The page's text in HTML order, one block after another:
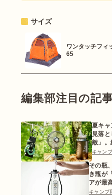
サイズ
ワンタッチフィ
65
編集部注目の記
夏キャ
見落と
敵」。
た対策
キャン
その瓶
き瓶が
アが最
ャンプ
キャンプ